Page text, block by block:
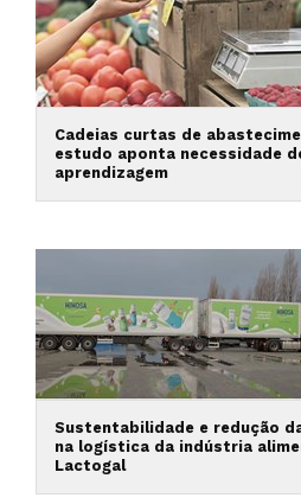
Cadeias curtas de
estudo aponta necessidade
aprendizagem
Sustentabilidade e redução
na logística da indústria
Lactogal